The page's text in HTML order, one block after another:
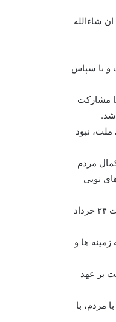
شاءالله
و با سپاس
مشارکت
شد.
ملت، نبود
مردم
نویی
رئیس جمهور ضمن قدردانی از رهبر انقلاب اسلامی و «مراجع، علما ، نخبگان، جریانات و گروههای مختلف سیاسی و آحاد مردم که زمینه ساز امید و اعتماد بزرگ در انتخابات ۲۴ خرداد
ها و
بر عهد
مردم، با